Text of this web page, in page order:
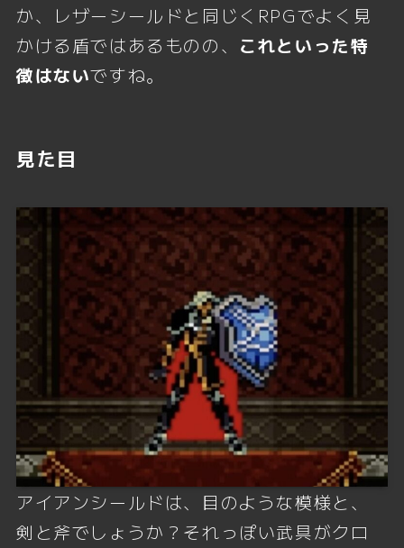
か、レザーシールドと同じくRPGでよく見
かける盾ではあるものの、 これといった特
徴はないですね。
見た目
アイアンシールドは、目のような模様と、
剣と斧でしょうか？それっぽい武具がクロ